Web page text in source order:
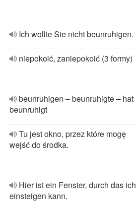
Ich wollte Sie nicht beunruhigen.
niepokoić, zaniepokoić (3 formy)
beunruhigen – beunruhigte – hat
beunruhigt
Tu jest okno, przez które mogę
wejść do środka.
Hier ist ein Fenster, durch das ich
einsteigen kann.